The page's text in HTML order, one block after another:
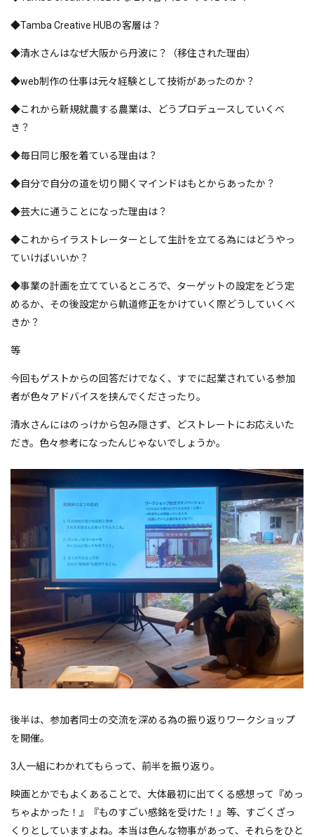
◆Tamba Creative HUBの客層は？
◆清水さんはなぜ大阪から丹波に？（移住された理由）
◆web制作の仕事は元々経験として技術があったのか？
◆これから新規就農する農業は、どうプロデュースしていくべ
き？
◆毎日同じ服を着ている理由は？
◆自分で自分の道を切り開くマインドはもとからあったか？
◆芸大に通うことになった理由は？
◆これからイラストレーターとして生計を立てる為にはどうやっ
ていけばいいか？
◆事業の計画を立てているところで、ターゲットの設定をどう定
めるか、その後設定から軌道修正をかけていく際どうしていくべ
きか？
等
今回もゲストからの回答だけでなく、すでに起業されている参加
者が色々アドバイスを挟んでくださったり。
清水さんにはのっけから包み隠さず、どストレートにお応えいた
だき。色々参考になったんじゃないでしょうか。
後半は、参加者同士の交流を深める為の振り返りワークショップ
を開催。
3人一組にわかれてもらって、前半を振り返り。
映画とかでもよくあることで、大体最初に出てくる感想って『めっ
ちゃよかった！』『ものすごい感銘を受けた！』等、すごくざっ
くりとしていますよね。本当は色んな物事があって、それらをひと